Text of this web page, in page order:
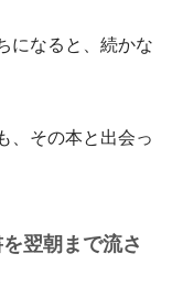
になると、続かな
、その本と出会っ
翌朝まで流さ